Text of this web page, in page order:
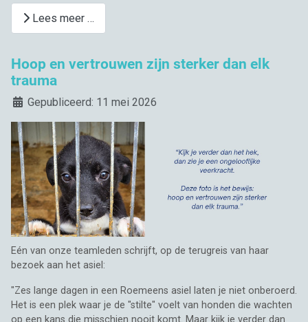
Lees meer …
Hoop en vertrouwen zijn sterker dan elk
trauma
DetailsGepubliceerd: 11 mei 2026
Eén van onze teamleden schrijft, op de terugreis van haar
bezoek aan het asiel:
"Zes lange dagen in een Roemeens asiel laten je niet onberoerd.
Het is een plek waar je de "stilte" voelt van honden die wachten
op een kans die misschien nooit komt. Maar kijk je verder dan